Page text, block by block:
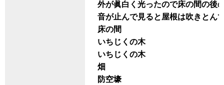
外が眞白く光ったので床の間の後
音が止んで見ると屋根は吹きとん
床の間
いちじくの木
いちじくの木
畑
防空壕